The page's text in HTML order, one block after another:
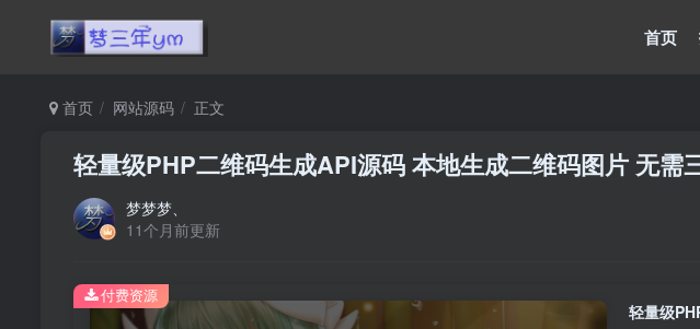
首页
首页 网站源码 正文
轻量级PHP二维码生成API源码 本地生成二维码图片 无需
梦梦梦、
11个月前更新
轻量级
付费资源